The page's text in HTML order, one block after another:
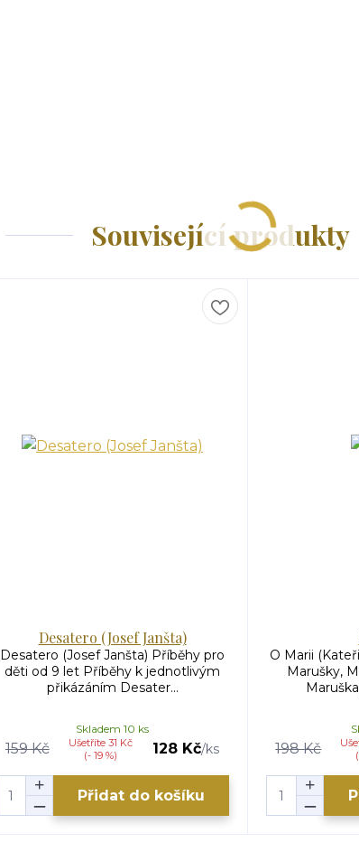
Související produkty
Desatero (Josef Janšta)
Desatero (Josef Janšta) Příběhy pro
děti od 9 let Příběhy k jednotlivým
přikázáním Desater...
159 Kč
Ušetříte 31 Kč
(- 19 %)
128 Kč/ks
Skladem 10 ks
Přidat do košíku
O Marii
Marušky,
198 Kč